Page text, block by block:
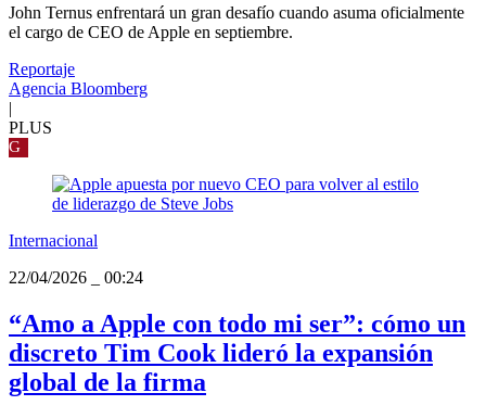
John Ternus enfrentará un gran desafío cuando asuma oficialmente
el cargo de CEO de Apple en septiembre.
Reportaje
Agencia Bloomberg
|
PLUS
G
Internacional
22/04/2026
00:24
“Amo a Apple con todo mi ser”: cómo un
discreto Tim Cook lideró la expansión
global de la firma